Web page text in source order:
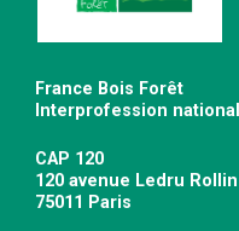
France Bois Forêt
Interprofession
CAP 120
120 avenue Ledru Rollin
75011 Paris